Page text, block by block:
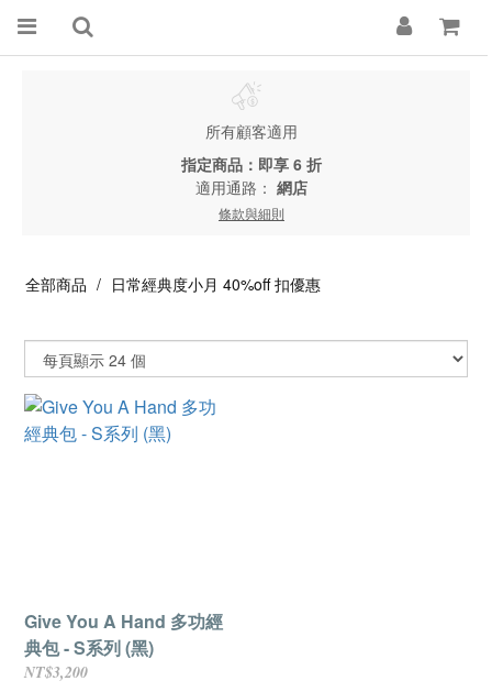
所有顧客適用
指定商品：即享 6 折
適用通路： 網店
條款與細則
全部商品 日常經典度小月 40%off 扣優惠
Give You A Hand 多功經
典包 - S系列 (黑)
NT$3,200